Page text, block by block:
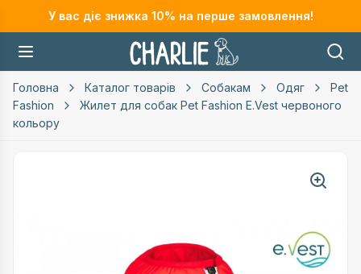
У вас діє знижка 10% на перше замовлення!
Головна Каталог товарів Собакам Одяг
Pet
Fashion
Жилет для собак Pet Fashion E.Vest червоного
кольору